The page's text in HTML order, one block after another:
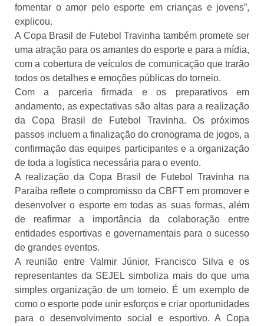
fomentar o amor pelo esporte em crianças e jovens”,
explicou.
A Copa Brasil de Futebol Travinha também promete ser
uma atração para os amantes do esporte e para a mídia,
com a cobertura de veículos de comunicação que trarão
todos os detalhes e emoções públicas do torneio.
Com a parceria firmada e os preparativos em
andamento, as expectativas são altas para a realização
da Copa Brasil de Futebol Travinha. Os próximos
passos incluem a finalização do cronograma de jogos, a
confirmação das equipes participantes e a organização
de toda a logística necessária para o evento.
A realização da Copa Brasil de Futebol Travinha na
Paraíba reflete o compromisso da CBFT em promover e
desenvolver o esporte em todas as suas formas, além
de reafirmar a importância da colaboração entre
entidades esportivas e governamentais para o sucesso
de grandes eventos.
A reunião entre Valmir Júnior, Francisco Silva e os
representantes da SEJEL simboliza mais do que uma
simples organização de um torneio. É um exemplo de
como o esporte pode unir esforços e criar oportunidades
para o desenvolvimento social e esportivo. A Copa